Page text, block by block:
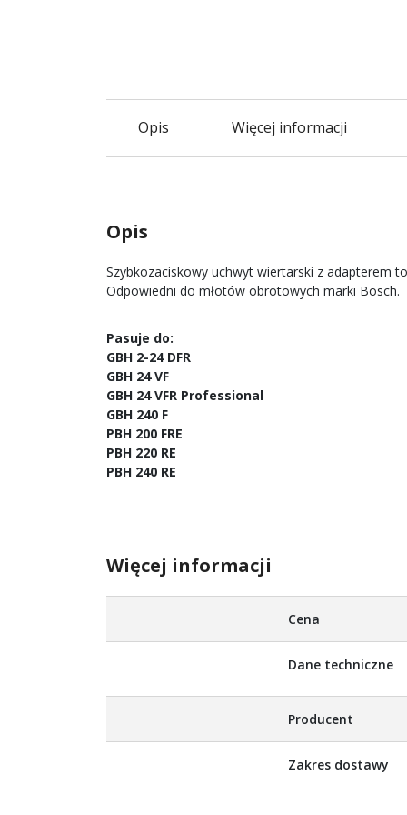
Opis Więcej informacji
Opis
Szybkozaciskowy uchwyt wiertarski z adapterem
Odpowiedni do młotów obrotowych marki Bosch.
Pasuje do:
GBH 2-24 DFR
GBH 24 VF
GBH 24 VFR Professional
GBH 240 F
PBH 200 FRE
PBH 220 RE
PBH 240 RE
Więcej informacji
Cena
Dane techniczne
Producent
Zakres dostawy